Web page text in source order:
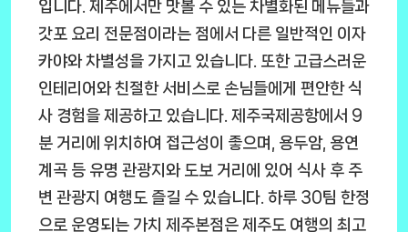
입니다. 제주에서만 맛볼 수 있는 차별화된 메뉴들과
갓포 요리 전문점이라는 점에서 다른 일반적인 이자
카야와 차별성을 가지고 있습니다. 또한 고급스러운
인테리어와 친절한 서비스로 손님들에게 편안한 식
사 경험을 제공하고 있습니다. 제주국제공항에서 9
분 거리에 위치하여 접근성이 좋으며, 용두암, 용연
계곡 등 유명 관광지와 도보 거리에 있어 식사 후 주
변 관광지 여행도 즐길 수 있습니다. 하루 30팀 한정
으로 운영되는 가치 제주본점은 제주도 여행의 최고